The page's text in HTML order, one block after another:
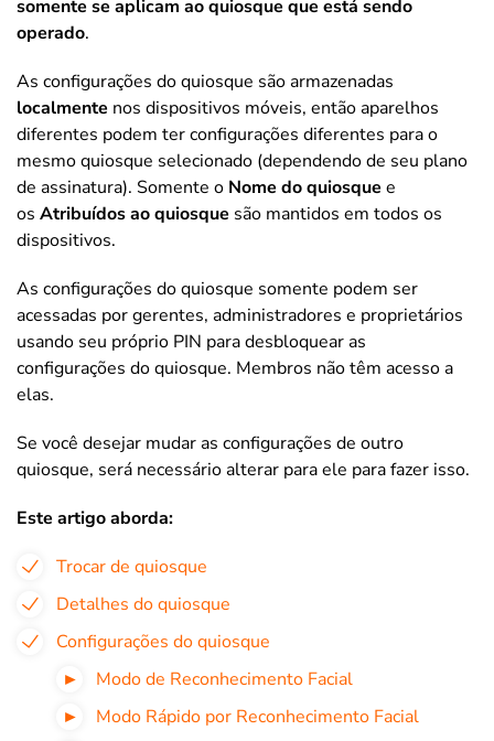
somente se aplicam ao quiosque que está sendo
operado.
As configurações do quiosque são armazenadas
localmente nos dispositivos móveis, então aparelhos
diferentes podem ter configurações diferentes para o
mesmo quiosque selecionado (dependendo de seu plano
de assinatura). Somente o Nome do quiosque e
os Atribuídos ao quiosque são mantidos em todos os
dispositivos.
As configurações do quiosque somente podem ser
acessadas por gerentes, administradores e proprietários
usando seu próprio PIN para desbloquear as
configurações do quiosque. Membros não têm acesso a
elas.
Se você desejar mudar as configurações de outro
quiosque, será necessário alterar para ele para fazer isso.
Este artigo aborda:
Trocar de quiosque
Detalhes do quiosque
Configurações do quiosque
Modo de Reconhecimento Facial
Modo Rápido por Reconhecimento Facial